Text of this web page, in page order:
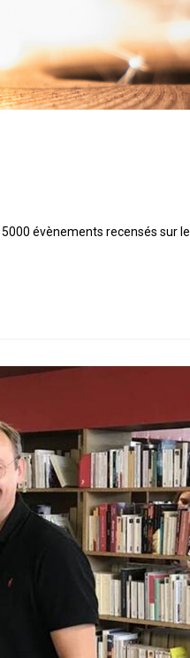
évènements recensés sur le